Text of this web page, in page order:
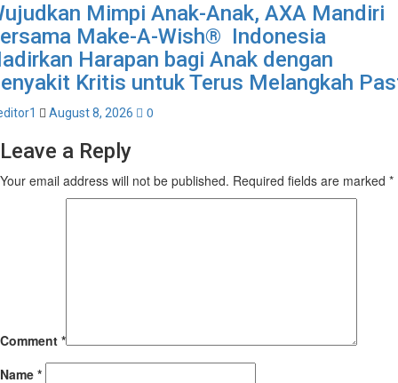
Mimpi Anak-Anak, AXA Mandiri
Make-A-Wish® Indonesia
Harapan bagi Anak dengan
Kritis untuk Terus Melangkah
August 8, 2026 0
Leave a Reply
Your email address will not be published. Required fields are marked *
Comment *
Name *